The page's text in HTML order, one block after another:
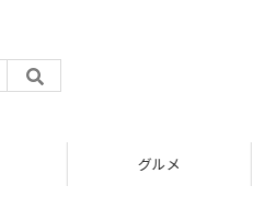
グルメ